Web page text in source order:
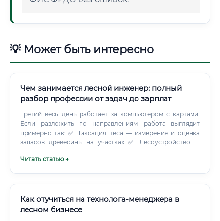
💡 Может быть интересно
Чем занимается лесной инженер: полный
разбор профессии от задач до зарплат
Третий весь день работает за компьютером с картами.
Если разложить по направлениям, работа выглядит
примерно так: ✅ Таксация леса — измерение и оценка
запасов древесины на участках ✅ Лесоустройство —
фондом ✅ Лесовосстановление — планирование и
расчёт объёмов, выбор технологий рубки ✅
Экологический мониторинг — отслеживание состояния
Читать статью →
Как отучиться на технолога-менеджера в
лесном бизнесе